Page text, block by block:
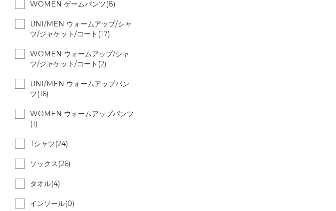
WOMEN ゲームパンツ(8)
UNI/MEN ウォームアップ/シャ
ツ/ジャケット/コート(17)
WOMEN ウォームアップ/シャ
ツ/ジャケット/コート(2)
UNI/MEN ウォームアップパン
ツ(16)
WOMEN ウォームアップパンツ
(1)
Tシャツ(24)
ソックス(26)
タオル(4)
インソール(0)